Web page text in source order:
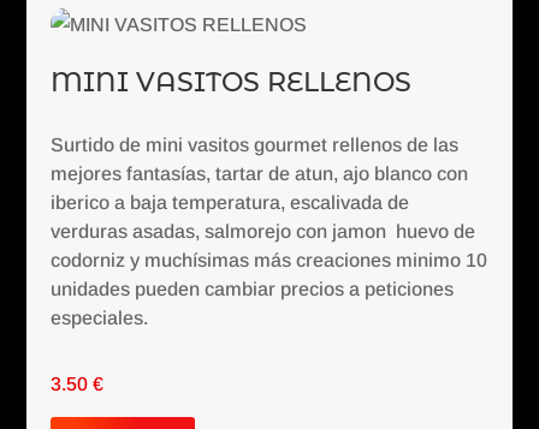
MINI VASITOS RELLENOS
Surtido de mini vasitos gourmet rellenos de las
mejores fantasías, tartar de atun, ajo blanco con
iberico a baja temperatura, escalivada de
verduras asadas, salmorejo con jamon huevo de
codorniz y muchísimas más creaciones minimo 10
unidades pueden cambiar precios a peticiones
especiales.
3.50€